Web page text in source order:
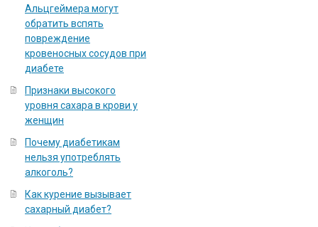
Альцгеймера могут
обратить вспять
повреждение
кровеносных сосудов при
диабете
Признаки высокого
уровня сахара в крови у
женщин
Почему диабетикам
нельзя употреблять
алкоголь?
Как курение вызывает
сахарный диабет?